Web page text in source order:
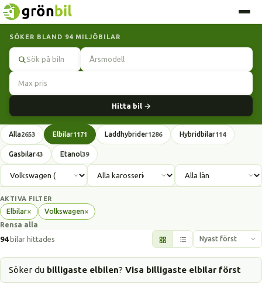
SÖKER BLAND 94 MILJÖBILAR
Hitta bil →
Alla2653 Elbilar1171 Laddhybrider1286 Hybridbilar114
Gasbilar43 Etanol39
AKTIVA FILTER
Elbilar×
Ta
bort
filter
Volkswagen×
Ta
filter
Rensa alla
94bilar hittades
Söker du billigaste elbilen? Visa billigaste elbilar först